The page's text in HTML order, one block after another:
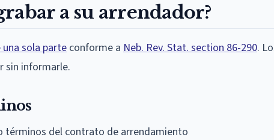
a su arrendador?
sola parte conforme a Neb. Rev. Stat. section 86-290.
sin informarle.
términos del contrato de arrendamiento